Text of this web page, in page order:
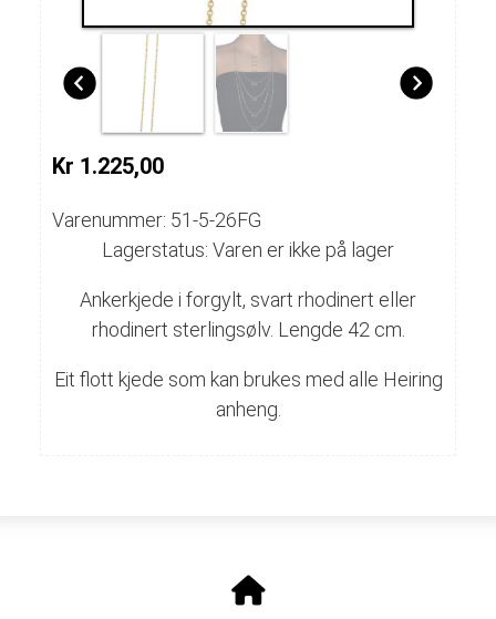
Kr 1.225,00
Varenummer: 51-5-26FG
Lagerstatus: Varen er ikke på lager
Ankerkjede i forgylt, svart rhodinert eller
rhodinert sterlingsølv. Lengde 42 cm.
Eit flott kjede som kan brukes med alle Heiring
anheng.